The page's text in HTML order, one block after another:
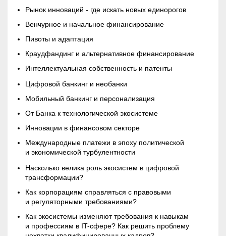
Рынок инноваций - где искать новых единорогов
Венчурное и начальное финансирование
Пивоты и адаптация
Краудфандинг и альтернативное финансирование
Интеллектуальная собственность и патенты
Цифровой банкинг и необанки
Мобильный банкинг и персонализация
От Банка к технологической экосистеме
Инновации в финансовом секторе
Международные платежи в эпоху политической
и экономической турбулентности
Насколько велика роль экосистем в цифровой
трансформации?
Как корпорациям справляться с правовыми
и регуляторными требованиями?
Как экосистемы изменяют требования к навыкам
и профессиям в IT-сфере? Как решить проблему